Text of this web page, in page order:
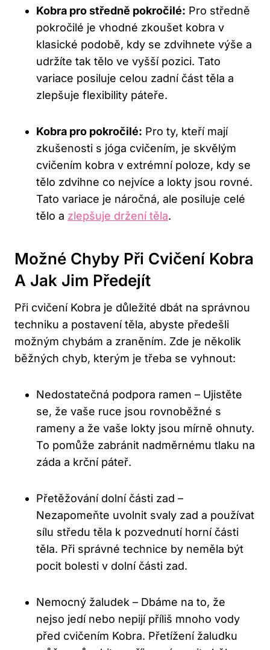
Kobra pro středně pokročilé: Pro středně
pokročilé je vhodné zkoušet kobra v
klasické podobě, kdy se zdvihnete výše a
udržíte tak tělo ve vyšší pozici. Tato
variace posiluje celou zadní část těla a
zlepšuje flexibility páteře.
Kobra pro pokročilé: Pro ty, kteří mají
zkušenosti s jóga cvičením, je skvělým
cvičením kobra v extrémní poloze, kdy se
tělo zdvihne co nejvíce a lokty jsou rovné.
Tato variace je náročná, ale posiluje celé
tělo a zlepšuje držení těla.
Možné Chyby Při Cvičení Kobra
A Jak Jim Předejít
Při cvičení Kobra je důležité dbát na správnou
techniku a postavení těla, abyste předešli
možným chybám a zraněním. Zde je několik
běžných chyb, kterým je třeba se vyhnout:
Nedostatečná podpora ramen – Ujistěte
se, že vaše ruce jsou rovnoběžné s
rameny a že vaše lokty jsou mírně ohnuty.
To pomůže zabránit nadměrnému tlaku na
záda a krční páteř.
Přetěžování dolní části zad –
Nezapomeňte uvolnit svaly zad a používat
sílu středu těla k pozvednutí horní části
těla. Při správné technice by neměla být
pocit bolesti v dolní části zad.
Nemocný žaludek – Dbáme na to, že
nejso jedí nebo nepijí příliš mnoho vody
před cvičením Kobra. Přetížení žaludku